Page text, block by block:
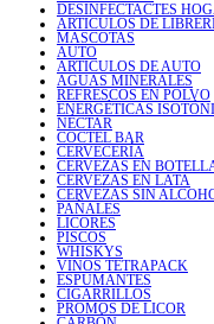
DESINFECTACTES
ARTICULOS DE
MASCOTAS
AUTO
ARTICULOS DE AUTO
AGUAS MINERALES
REFRESCOS EN POLVO
ENERGÉTICAS
NÉCTAR
COCTEL BAR
CERVECERÍA
CERVEZAS EN
CERVEZAS EN LATA
CERVEZAS SIN
PAÑALES
LICORES
PISCOS
WHISKYS
VINOS TETRAPACK
ESPUMANTES
CIGARRILLOS
PROMOS DE LICOR